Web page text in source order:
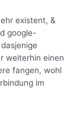
existent, &
google-
weiterhin einen
fangen, wohl
im